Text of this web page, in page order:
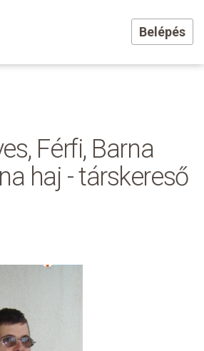
Belépés
Férfi, Barna
haj - társkereső